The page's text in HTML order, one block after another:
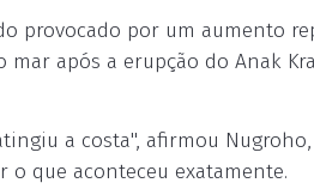
provocado por um aumento
após a erupção do Anak
a costa", afirmou
o que aconteceu exatamente.